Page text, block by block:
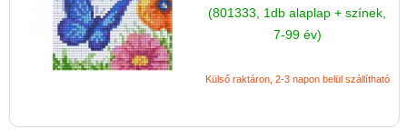
(801333, 1db alaplap + színek,
7-99 év)
Külső raktáron, 2-3 napon belül szállítható